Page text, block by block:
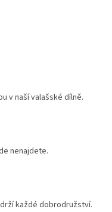
v naší valašské dílně.
nenajdete.
každé dobrodružství.